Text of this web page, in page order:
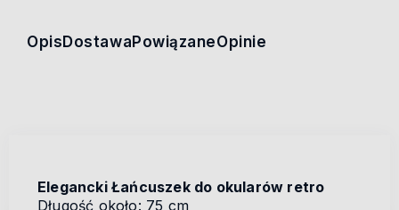
Opis Dostawa PowiązaneOpinie
Elegancki Łańcuszek do okularów retro
Długość około: 75 cm